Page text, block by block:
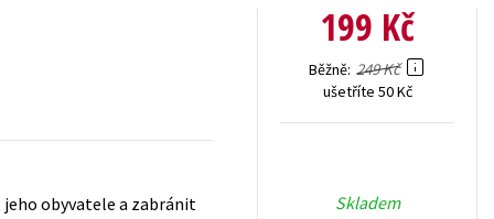
obyvatele a zabránit
199 Kč
Běžně 249 Kč
ušetříte 50 Kč
Skladem